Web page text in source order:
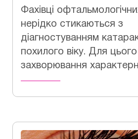
Фахівці
нерідко стикаються з
діагностуванням
похилого віку. Для цього
захворювання